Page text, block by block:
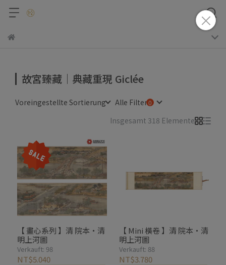
故宮臻藏｜典藏重現 Giclée
Voreingestellte Sortierung
Alle Filter
Insgesamt 318 Elemente
【 畫心系列 】清 院本・清
明上河圖
Verkauft: 98
NT$5.040
【 Mini 橫卷 】清 院本・清
明上河圖
Verkauft: 88
NT$3.780